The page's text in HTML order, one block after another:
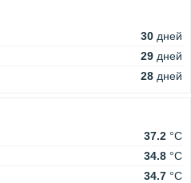
30 дней
29 дней
28 дней
37.2 °C
34.8 °C
34.7 °C